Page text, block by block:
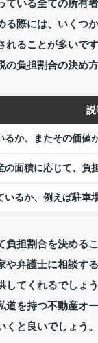
いる全ての所有
際には、いくつ
ることが多いです
負担割合の決め
説
か、またその価値
面積に応じて、負
るか、例えば駐車
担割合を決める
弁護士に相談す
てくれるでしょう
を持つ不動産オ
と良いでしょう。